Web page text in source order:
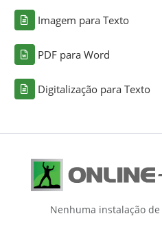
Imagem para Texto
PDF para Word
Digitalização para Texto
Nenhuma instalação